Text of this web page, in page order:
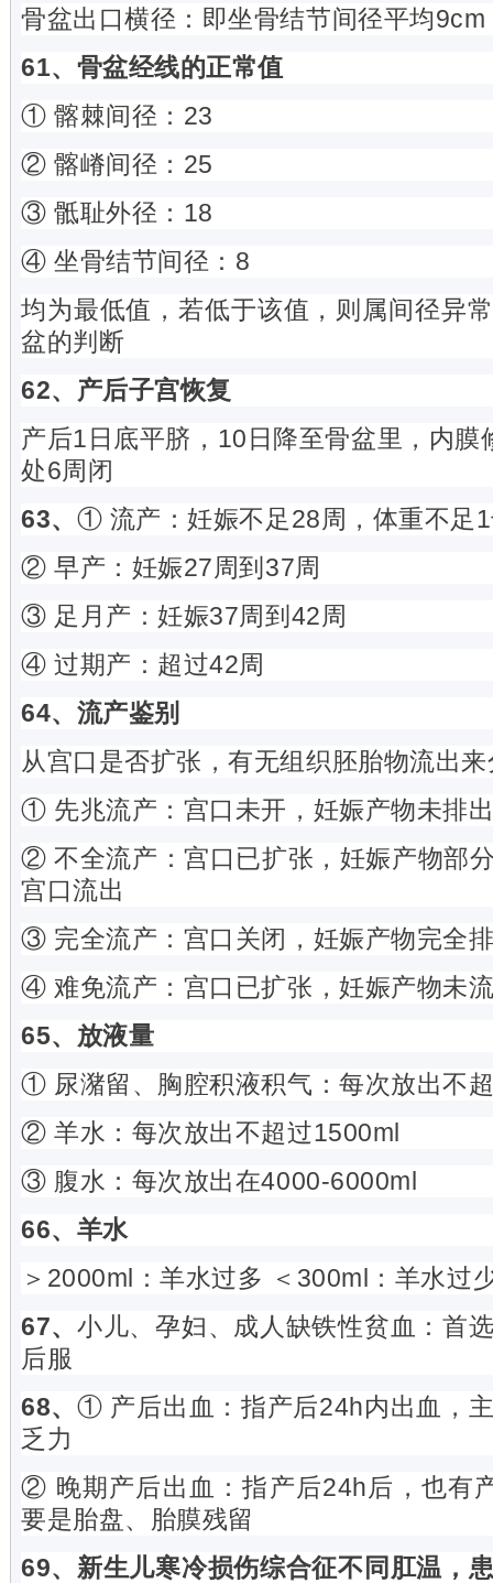
骨盆出口横径：即坐骨结节间径平均9cm
61、骨盆经线的正常值
① 髂棘间径：23
② 髂嵴间径：25
③ 骶耻外径：18
④ 坐骨结节间径：8
均为最低值，若低于该值，则属间径异
盆的判断
62、产后子宫恢复
产后1日底平脐，10日降至骨盆里，内膜
处6周闭
63、 ① 流产：妊娠不足28周，体重不足
② 早产：妊娠27周到37周
③ 足月产：妊娠37周到42周
④ 过期产：超过42周
64、流产鉴别
从宫口是否扩张，有无组织胚胎物流出
① 先兆流产：宫口未开，妊娠产物未排
② 不全流产：宫口已扩张，妊娠产物部
宫口流出
③ 完全流产：宫口关闭，妊娠产物完全
④ 难免流产：宫口已扩张，妊娠产物未
65、放液量
① 尿潴留、胸腔积液积气：每次放出不
② 羊水：每次放出不超过1500ml
③ 腹水：每次放出在4000-6000ml
66、羊水
＞2000ml：羊水过多 ＜300ml：羊水过
67、 小儿、孕妇、成人缺铁性贫血：首
后服
68、 ① 产后出血：指产后24h内出血，
乏力
② 晚期产后出血：指产后24h后，也有
要是胎盘、胎膜残留
69、新生儿寒冷损伤综合征不同肛温，